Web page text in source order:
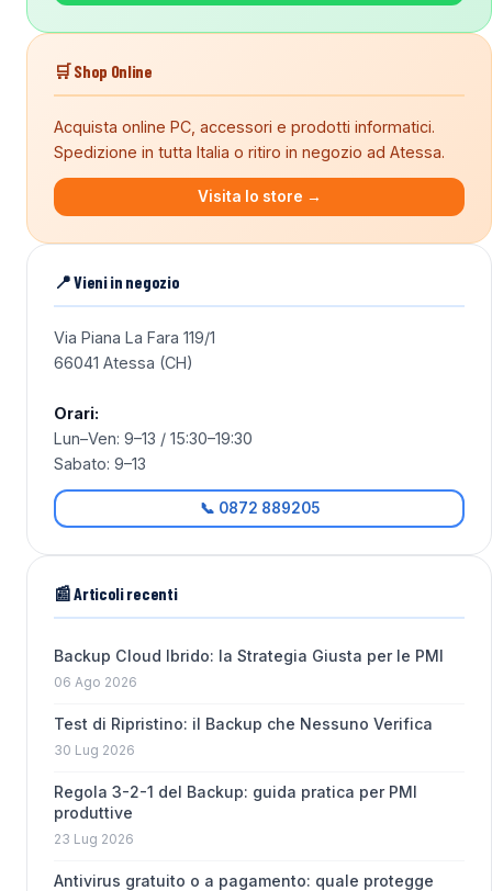
🛒 Shop Online
Acquista online PC, accessori e prodotti informatici.
Spedizione in tutta Italia o ritiro in negozio ad Atessa.
Visita lo store →
📍 Vieni in negozio
Via Piana La Fara 119/1
66041 Atessa (CH)
Orari:
Lun–Ven: 9–13 / 15:30–19:30
Sabato: 9–13
📞 0872 889205
📰 Articoli recenti
Backup Cloud Ibrido: la Strategia Giusta per le PMI
06 Ago 2026
Test di Ripristino: il Backup che Nessuno Verifica
30 Lug 2026
Regola 3-2-1 del Backup: guida pratica per PMI
produttive
23 Lug 2026
Antivirus gratuito o a pagamento: quale protegge